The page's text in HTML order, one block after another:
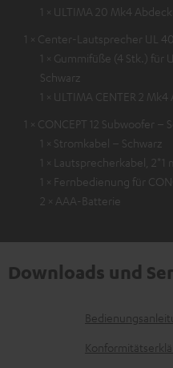
1 × ULTIMA 20 Mk4
1 × Center-Lautsprecher UL
1 × Gummifüße (4 Stk.)
Schwarz
1 × ULTIMA CENTER 2
1 × CONCEPT 12 Subwoofer –
1 × Stromkabel – Schwarz
1 × Lautsprecherkabel, 2*1
1 × Fernbedienung für
2 × AAA-Batterie
Downloads und
D
o